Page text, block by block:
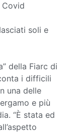
Covid
soli e
della Fiarc di
i difficili
una delle
e più
“È stata ed